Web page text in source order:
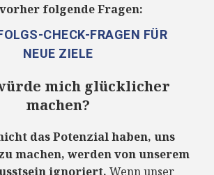
folgende Fragen:
CHECK-FRAGEN FÜR
NEUE ZIELE
mich glücklicher
machen?
das Potenzial haben, uns
machen, werden von unserem
ignoriert. Wenn unser